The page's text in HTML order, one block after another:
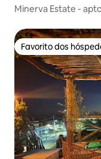
Minerva Estate -
Favorito dos
Favorito dos